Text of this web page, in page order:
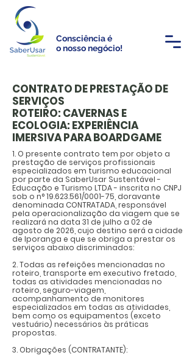
Consciência é
o nosso negócio!
CONTRATO DE PRESTAÇÃO DE
SERVIÇOS
ROTEIRO: CAVERNAS E
ECOLOGIA: EXPERIÊNCIA
IMERSIVA PARA BOARDGAME
1. O presente contrato tem por objeto a
prestação de serviços profissionais
especializados em turismo educacional
por parte da SaberUsar Sustentável -
Educação e Turismo LTDA - inscrita no CNPJ
sob o n°19.623.561/0001-75, doravante
denominada CONTRATADA, responsável
pela operacionalização da viagem que se
realizará na data 31 de julho a 02 de
agosto de 2026, cujo destino será a cidade
de Iporanga e que se obriga a prestar os
serviços abaixo discriminados:
2. Todas as refeições mencionadas no
roteiro, transporte em executivo fretado,
todas as atividades mencionadas no
roteiro, seguro-viagem,
acompanhamento de monitores
especializados em todas as atividades,
bem como os equipamentos (exceto
vestuário) necessários às práticas
propostas.
3. Obrigações (CONTRATANTE):